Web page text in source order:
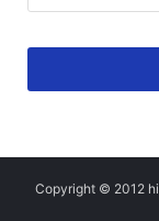
Copyright © 2012